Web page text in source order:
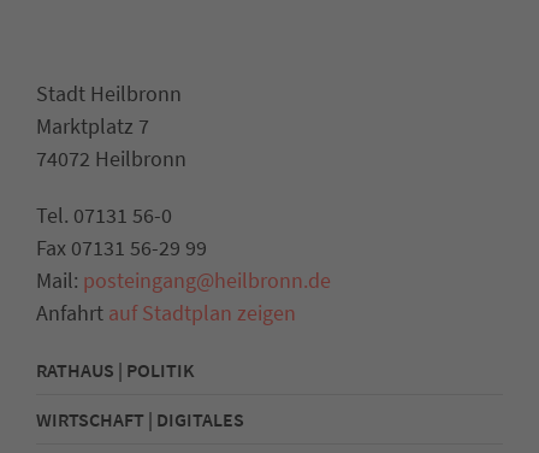
Stadt Heilbronn
Marktplatz 7
74072 Heilbronn
Tel. 07131 56-0
Fax 07131 56-29 99
Mail: posteingang@heilbronn.de
Anfahrt auf Stadtplan zeigen
RATHAUS | POLITIK
WIRTSCHAFT | DIGITALES